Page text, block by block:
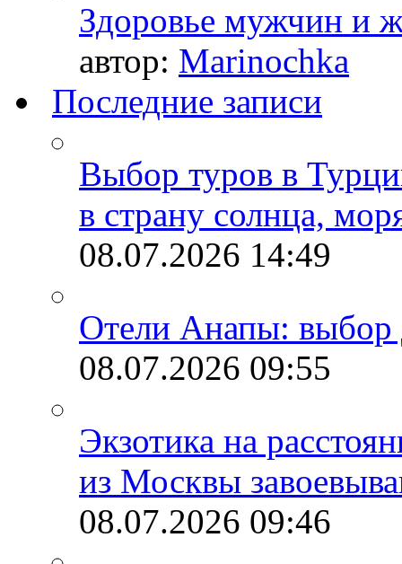
Здоровье мужчин и
автор: Marinochka
Последние записи
Выбор туров в
в страну солнца,
08.07.2026 14:49
Отели Анапы: выбор
08.07.2026 09:55
Экзотика на
из Москвы
08.07.2026 09:46